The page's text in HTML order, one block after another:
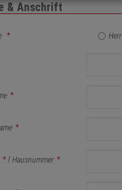
& Anschrift
* Herr
*
*
* /Hausnummer *